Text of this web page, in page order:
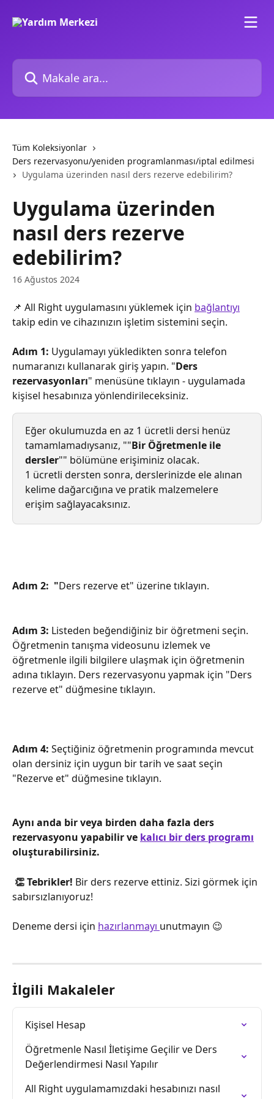
Makale ara...
Tüm Koleksiyonlar
Ders rezervasyonu/yeniden programlanması/iptal edilmesi
Uygulama üzerinden nasıl ders rezerve edebilirim?
Uygulama üzerinden
nasıl ders rezerve
edebilirim?
16 Ağustos 2024
📌 All Right uygulamasını yüklemek için bağlantıyı
takip edin ve cihazınızın işletim sistemini seçin.
Adım 1: Uygulamayı yükledikten sonra telefon
numaranızı kullanarak giriş yapın. "Ders
rezervasyonları" menüsüne tıklayın - uygulamada
kişisel hesabınıza yönlendirileceksiniz.
Eğer okulumuzda en az 1 ücretli dersi henüz
tamamlamadıysanız, ""Bir Öğretmenle ile
dersler"" bölümüne erişiminiz olacak.
1 ücretli dersten sonra, derslerinizde ele alınan
kelime dağarcığına ve pratik malzemelere
erişim sağlayacaksınız.
Adım 2: "Ders rezerve et" üzerine tıklayın.
Adım 3: Listeden beğendiğiniz bir öğretmeni seçin.
Öğretmenin tanışma videosunu izlemek ve
öğretmenle ilgili bilgilere ulaşmak için öğretmenin
adına tıklayın. Ders rezervasyonu yapmak için "Ders
rezerve et" düğmesine tıklayın.
Adım 4: Seçtiğiniz öğretmenin programında mevcut
olan dersiniz için uygun bir tarih ve saat seçin
"Rezerve et" düğmesine tıklayın.
Aynı anda bir veya birden daha fazla ders
rezervasyonu yapabilir ve kalıcı bir ders programı
oluşturabilirsiniz.
👏 Tebrikler! Bir ders rezerve ettiniz. Sizi görmek için
sabırsızlanıyoruz!
Deneme dersi için hazırlanmayı unutmayın 😉
İlgili Makaleler
Kişisel Hesap
Öğretmenle Nasıl İletişime Geçilir ve Ders
Değerlendirmesi Nasıl Yapılır
All Right uygulamamızdaki hesabınızı nasıl